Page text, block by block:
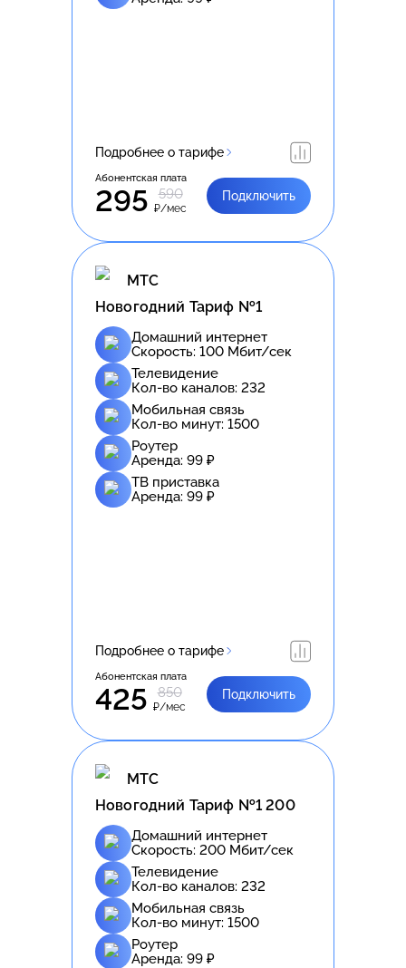
Подробнее о тарифе
Абонентская плата
295 590
₽/мес
Подключить
МТС
Новогодний Тариф №1
Домашний интернет
Скорость: 100 Мбит/сек
Телевидение
Кол-во каналов: 232
Мобильная связь
Кол-во минут: 1500
Роутер
Аренда: 99 ₽
ТВ приставка
Аренда: 99 ₽
Подробнее о тарифе
Абонентская плата
425 850
₽/мес
Подключить
МТС
Новогодний Тариф №1 200
Домашний интернет
Скорость: 200 Мбит/сек
Телевидение
Кол-во каналов: 232
Мобильная связь
Кол-во минут: 1500
Роутер
Аренда: 99 ₽